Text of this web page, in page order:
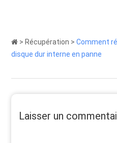
> Récupération >Comment
disque dur interne en panne
Laisser un